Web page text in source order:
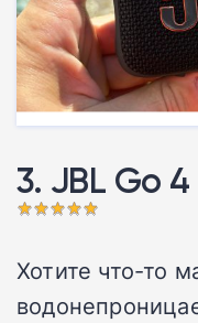
3. JBL Go 4
Хотите что-то